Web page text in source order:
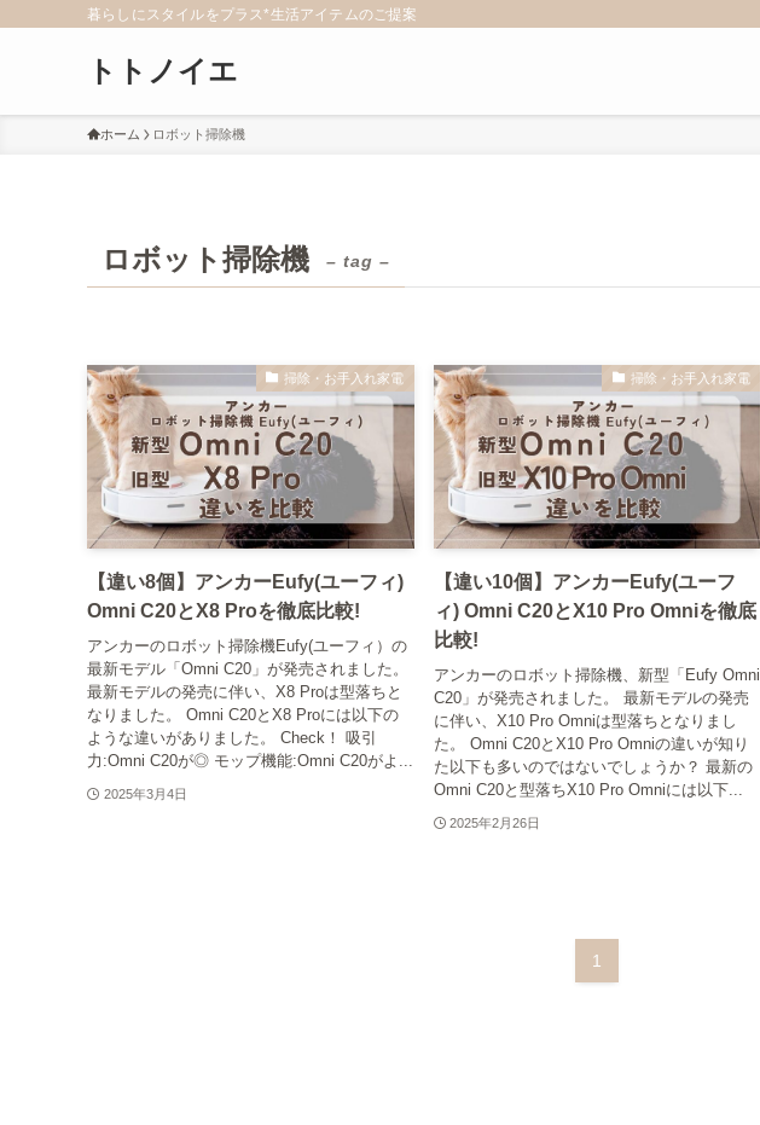
暮らしにスタイルをプラス*生活アイテムのご提案
トトノイエ
ホーム ロボット掃除機
ロボット掃除機 – tag –
掃除・お手入れ家電
【違い8個】アンカーEufy(ユーフィ)
Omni C20とX8 Proを徹底比較!
アンカーのロボット掃除機Eufy(ユーフィ）の
最新モデル「Omni C20」が発売されました。
最新モデルの発売に伴い、X8 Proは型落ちと
なりました。 Omni C20とX8 Proには以下の
ような違いがありました。 Check！ 吸引
力:Omni C20が◎ モップ機能:Omni C20がよ...
2025年3月4日
掃除・お手入れ家電
【違い10個】アンカーEufy(ユーフ
ィ) Omni C20とX10 Pro Omniを徹底
比較!
アンカーのロボット掃除機、新型「Eufy Omni
C20」が発売されました。 最新モデルの発売
に伴い、X10 Pro Omniは型落ちとなりまし
た。 Omni C20とX10 Pro Omniの違いが知り
た以下も多いのではないでしょうか？ 最新の
Omni C20と型落ちX10 Pro Omniには以下...
2025年2月26日
1